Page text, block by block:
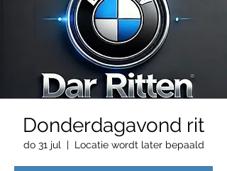
Donderdagavond rit
do 31 jul
  |
Locatie wordt later bepaald